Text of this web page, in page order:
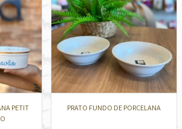
PETIT
PRATO FUNDO DE PORCELANA